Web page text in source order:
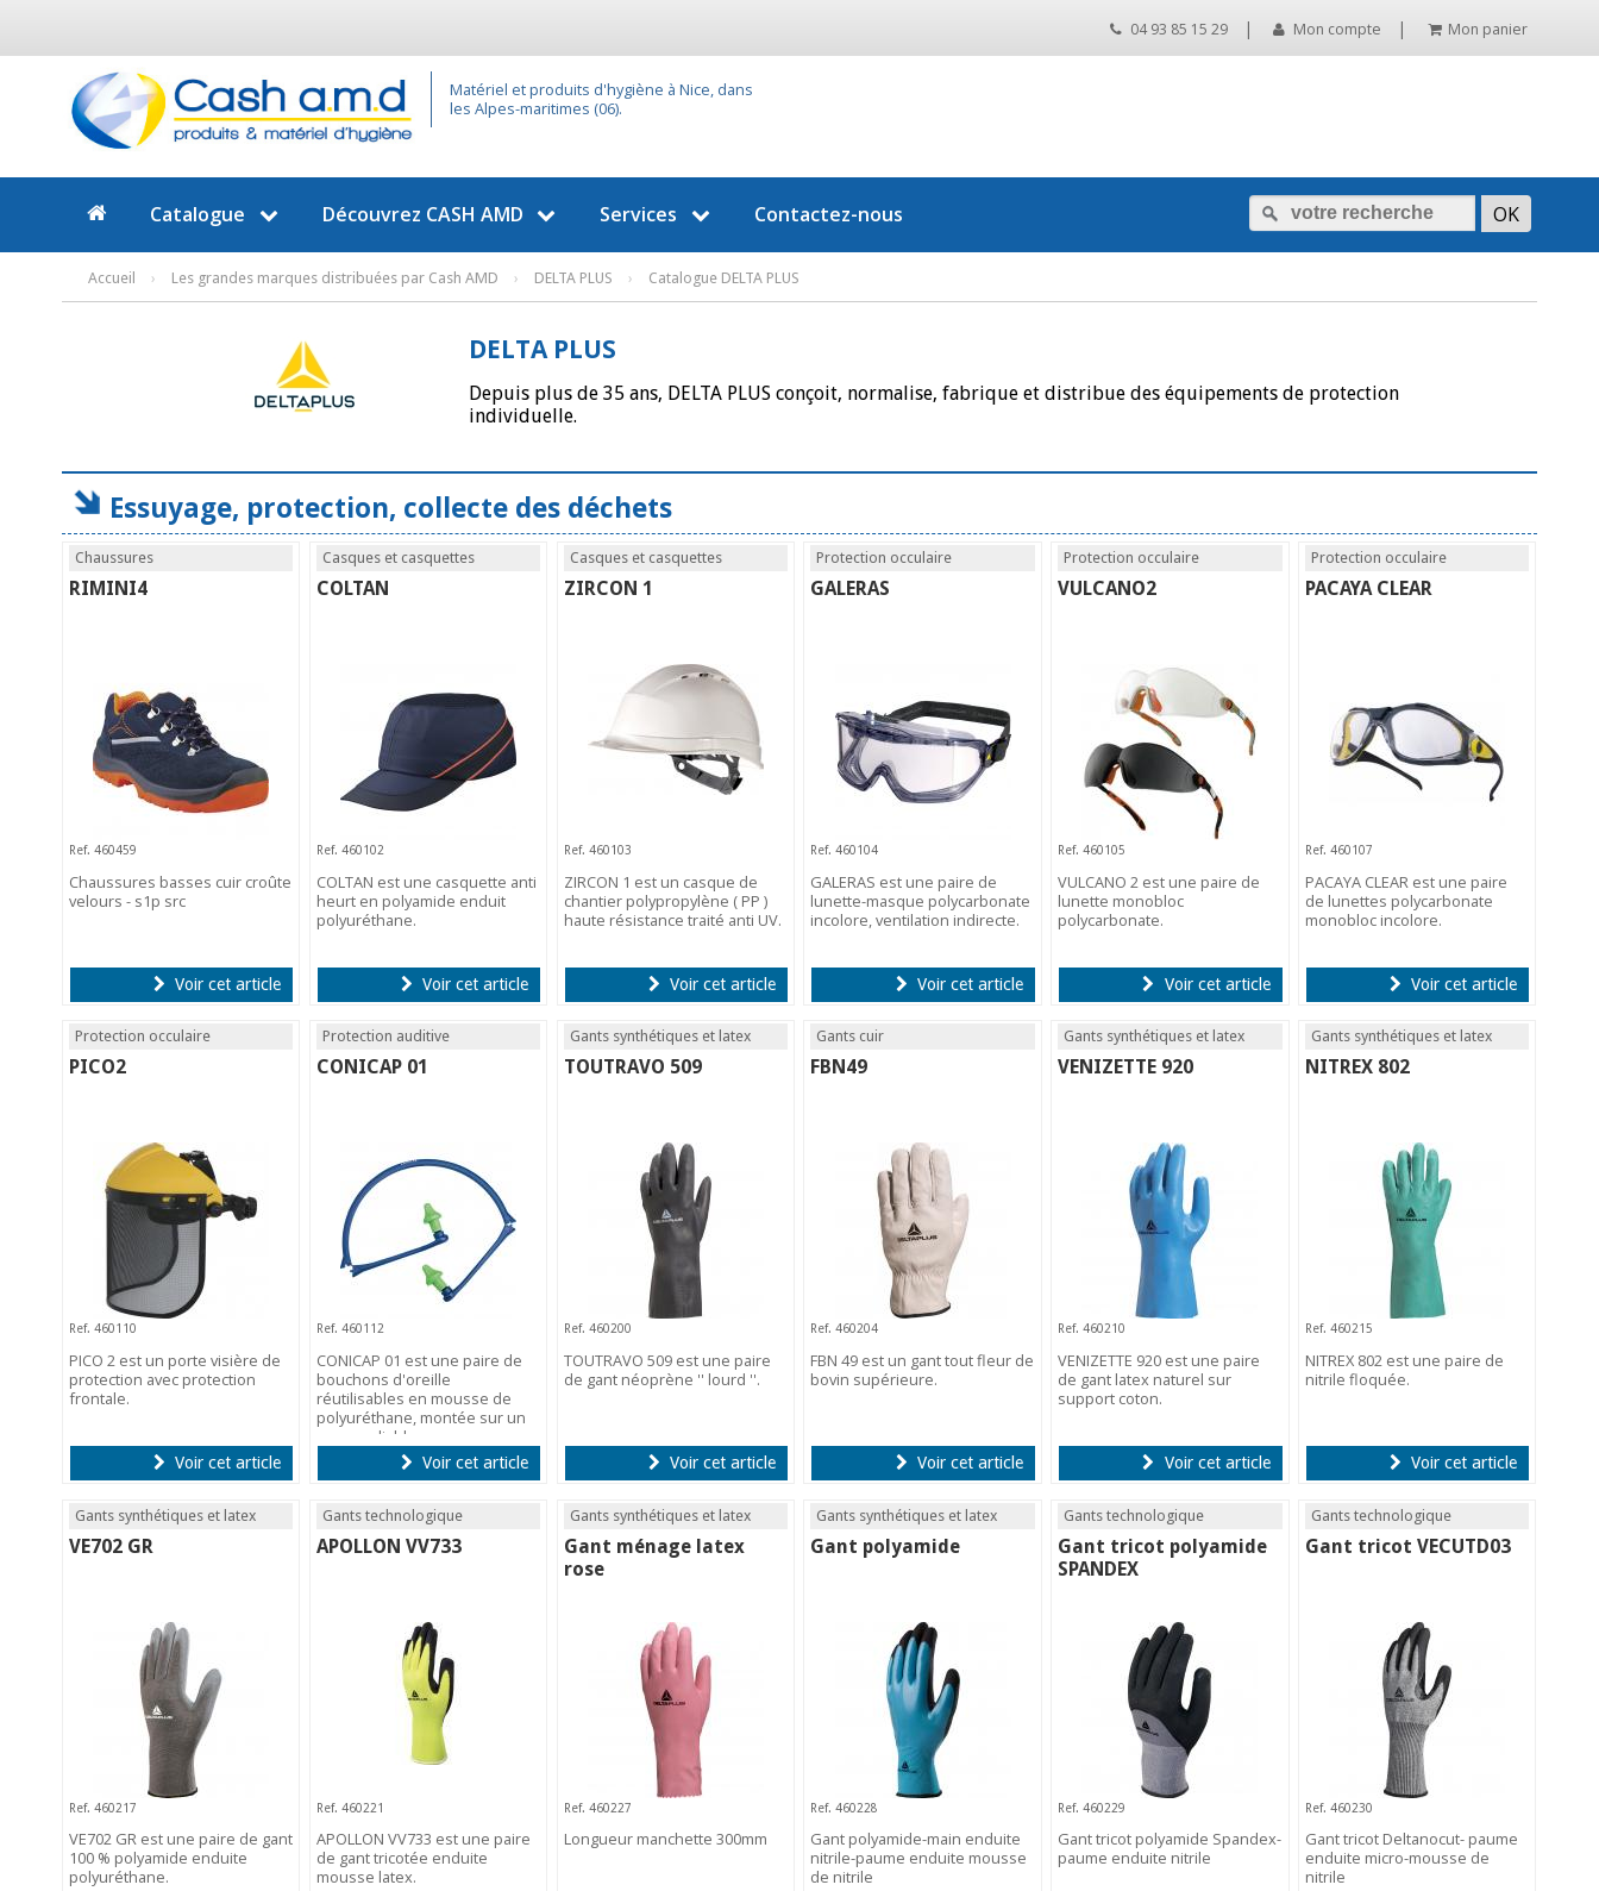
04 93 85 15 29 | Mon compte | Mon panier
Matériel et produits d'hygiène à Nice, dans
les Alpes-maritimes (06).
Catalogue Découvrez CASH AMD Services Contactez-nous
Accueil › Les grandes marques distribuées par Cash AMD › DELTA PLUS › Catalogue DELTA PLUS
DELTA PLUS
Depuis plus de 35 ans, DELTA PLUS conçoit, normalise, fabrique et distribue des équipements de protection
individuelle.
Essuyage, protection, collecte des déchets
Chaussures
RIMINI4
Ref. 460459
Chaussures basses cuir croûte
velours - s1p src
Voir cet article
Casques et casquettes
COLTAN
Ref. 460102
COLTAN est une casquette anti
heurt en polyamide enduit
polyuréthane.
Voir cet article
Casques et casquettes
ZIRCON 1
Ref. 460103
ZIRCON 1 est un casque de
chantier polypropylène ( PP )
haute résistance traité anti UV.
Voir cet article
Protection occulaire
GALERAS
Ref. 460104
GALERAS est une paire de
lunette-masque polycarbonate
incolore, ventilation indirecte.
Voir cet article
Protection occulaire
VULCANO2
Ref. 460105
VULCANO 2 est une paire de
lunette monobloc
polycarbonate.
Voir cet article
Protection occulaire
PACAYA CLEAR
Ref. 460107
PACAYA CLEAR est une paire
de lunettes polycarbonate
monobloc incolore.
Voir cet article
Protection occulaire
PICO2
Ref. 460110
PICO 2 est un porte visière de
protection avec protection
frontale.
Voir cet article
Protection auditive
CONICAP 01
Ref. 460112
CONICAP 01 est une paire de
bouchons d'oreille
réutilisables en mousse de
polyuréthane, montée sur un
arceau pliable en
polypropylène.Voir cet article
Gants synthétiques et latex
TOUTRAVO 509
Ref. 460200
TOUTRAVO 509 est une paire
de gant néoprène '' lourd ''.
Voir cet article
Gants cuir
FBN49
Ref. 460204
FBN 49 est un gant tout fleur de
bovin supérieure.
Voir cet article
Gants synthétiques et latex
VENIZETTE 920
Ref. 460210
VENIZETTE 920 est une paire
de gant latex naturel sur
support coton.
Voir cet article
Gants synthétiques et latex
NITREX 802
Ref. 460215
NITREX 802 est une paire de
nitrile floquée.
Voir cet article
Gants synthétiques et latex
VE702 GR
Ref. 460217
VE702 GR est une paire de gant
100 % polyamide enduite
polyuréthane.
Gants technologique
APOLLON VV733
Ref. 460221
APOLLON VV733 est une paire
de gant tricotée enduite
mousse latex.
Gants synthétiques et latex
Gant ménage latex
rose
Ref. 460227
Longueur manchette 300mm
Gants synthétiques et latex
Gant polyamide
Ref. 460228
Gant polyamide-main enduite
nitrile-paume enduite mousse
de nitrile
Gants technologique
Gant tricot polyamide
SPANDEX
Ref. 460229
Gant tricot polyamide Spandex-
paume enduite nitrile
Gants technologique
Gant tricot VECUTD03
Ref. 460230
Gant tricot Deltanocut- paume
enduite micro-mousse de
nitrile